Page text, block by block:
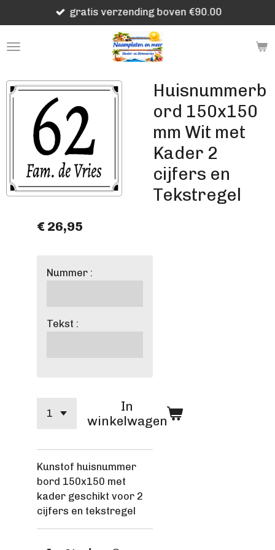
direct
naar
gratis verzending boven €90.00
Huisnummerb
ord 150x150
mm Wit met
Kader 2
cijfers en
Tekstregel
€ 26,95
Nummer :
Tekst :
In
winkelwagen
Kunstof huisnummer
bord 150x150 met
kader geschikt voor 2
cijfers en tekstregel